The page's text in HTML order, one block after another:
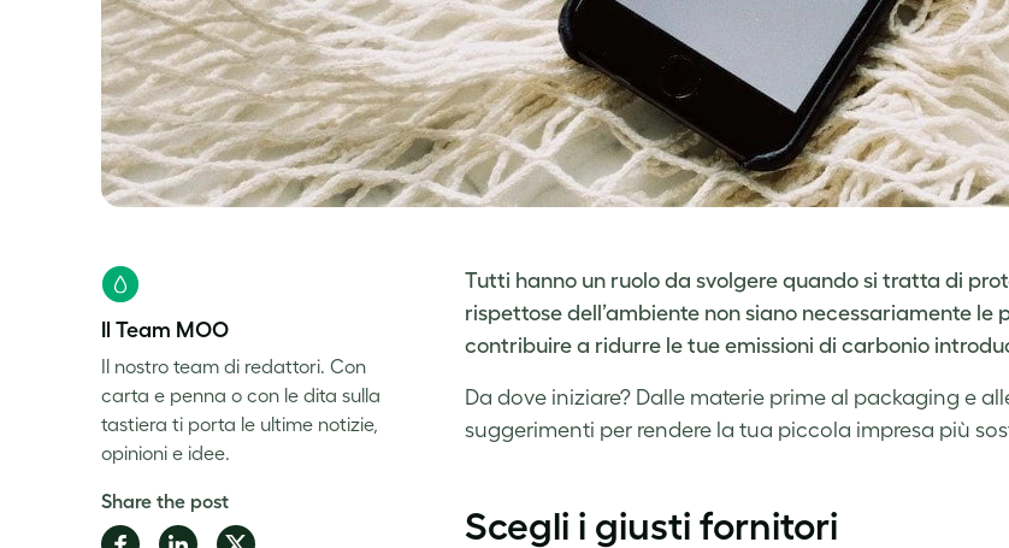
Tutti hanno un ruolo da svolgere quando si tratta di
rispettose dell’ambiente non siano necessariamente
contribuire a ridurre le tue emissioni di carbonio
Da dove iniziare? Dalle materie prime al packaging e
suggerimenti per rendere la tua piccola impresa più
Scegli i giusti fornitori
Il Team MOO
Il nostro team di redattori. Con
carta e penna o con le dita sulla
tastiera ti porta le ultime notizie,
opinioni e idee.
Share the post
Share Share Share